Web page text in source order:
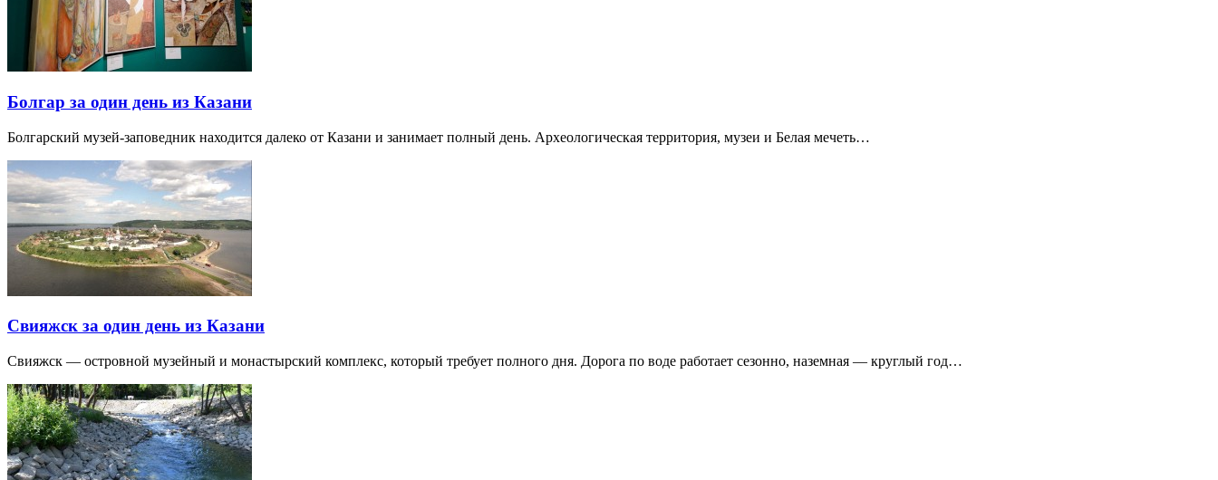
Болгар за один день из Казани
Болгарский музей-заповедник находится далеко от Казани и занимает полный день. Археологическая территория, музеи и Белая мечеть…
Свияжск за один день из Казани
Свияжск — островной музейный и монастырский комплекс, который требует полного дня. Дорога по воде работает сезонно, наземная — круглый год…